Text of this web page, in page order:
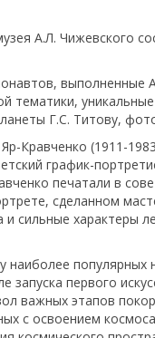
А.Л. Чижевского
выполненные
тематики,
Г.С. Титову,
Кравченко (1911-
график-
печатали в
сделанном
сильные характеры
наиболее
запуска первого
важных этапов
с освоением